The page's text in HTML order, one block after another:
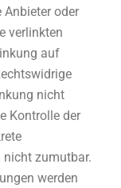
oder
verlinkten
auf
nicht
Kontrolle der
nicht zumutbar.
werden